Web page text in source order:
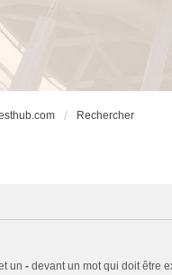
Rechercher
un - devant un mot qui doit être